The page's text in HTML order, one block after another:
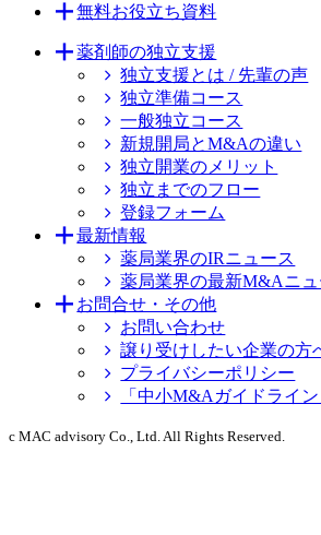
無料お役立ち資料
薬剤師の独立支援
独立支援とは / 先輩の声
独立準備コース
一般独立コース
新規開局とM&Aの違い
独立開業のメリット
独立までのフロー
登録フォーム
最新情報
薬局業界のIRニュース
薬局業界の最新M&Aニュ
お問合せ・その他
お問い合わせ
譲り受けしたい企業の方
プライバシーポリシー
「中小M&Aガイドライ
c MAC advisory Co., Ltd. All Rights Reserved.